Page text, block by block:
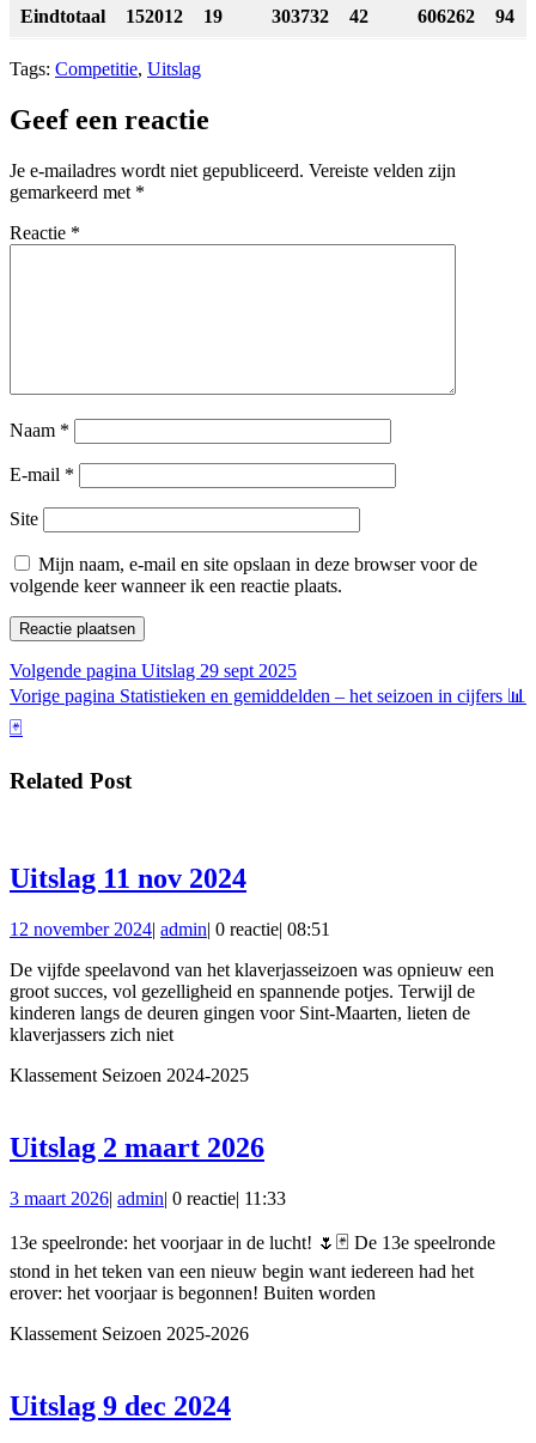
Eindtotaal 152012 19 303732 42 606262 94
Tags: Competitie, Uitslag
Geef een reactie
Je e-mailadres wordt niet gepubliceerd. Vereiste velden zijn
gemarkeerd met *
Reactie *
Naam *
E-mail *
Site
Mijn naam, e-mail en site opslaan in deze browser voor de
volgende keer wanneer ik een reactie plaats.
Bericht
navigatie
Volgende pagina Vorig
bericht:
Uitslag 29 sept 2025
Vorige pagina Volgend
Statistieken en gemiddelden – het seizoen in cijfers 📊
🃏
Related Post
Uitslag 11 nov 2024Uitslag
nov
2024
12 november 202412
2024
| adminadmin
| 0 reactie| 08:51
De vijfde speelavond van het klaverjasseizoen was opnieuw een
groot succes, vol gezelligheid en spannende potjes. Terwijl de
kinderen langs de deuren gingen voor Sint-Maarten, lieten de
klaverjassers zich niet
Klassement Seizoen 2024-2025
Uitslag 2 maart 2026Uitslag
maart
2026
3 maart 20263
2026
| adminadmin
| 0 reactie| 11:33
13e speelronde: het voorjaar in de lucht! 🌷🃏 De 13e speelronde
stond in het teken van een nieuw begin want iedereen had het
erover: het voorjaar is begonnen! Buiten worden
Klassement Seizoen 2025-2026
Uitslag 9 dec 2024Uitslag